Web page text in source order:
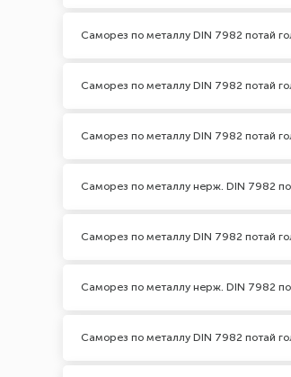
Саморез по металлу DIN 7982 потай
Саморез по металлу DIN 7982 потай
Саморез по металлу DIN 7982 потай
Саморез по металлу нерж. DIN 7982
Саморез по металлу DIN 7982 потай
Саморез по металлу нерж. DIN 7982
Саморез по металлу DIN 7982 потай